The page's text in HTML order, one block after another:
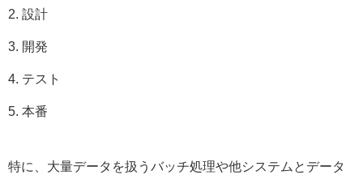
設計
開発
テスト
本番
特に、大量データを扱うバッチ処理や他システムとデータ